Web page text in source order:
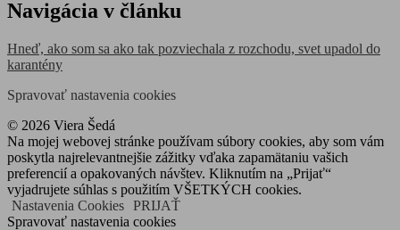
Navigácia v článku
Hneď, ako som sa ako tak pozviechala z rozchodu, svet upadol do
karantény
Spravovať nastavenia cookies
© 2026 Viera Šedá
Na mojej webovej stránke používam súbory cookies, aby som vám
poskytla najrelevantnejšie zážitky vďaka zapamätaniu vašich
preferencií a opakovaných návštev. Kliknutím na „Prijať“
vyjadrujete súhlas s použitím VŠETKÝCH cookies.
Nastavenia Cookies PRIJAŤ
Spravovať nastavenia cookies